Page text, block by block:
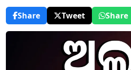
Share
Tweet Share